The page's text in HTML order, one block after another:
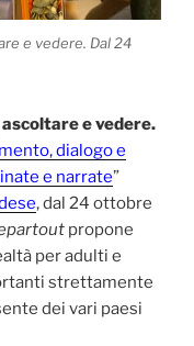
e vedere. Dal 24
e vedere.
dialogo e
e narrate”
, dal 24 ottobre
propone
per adulti e
strettamente
dei vari paesi